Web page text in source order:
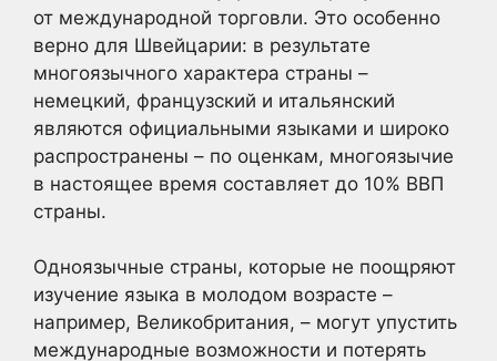
от международной торговли. Это особенно
верно для Швейцарии: в результате
многоязычного характера страны –
немецкий, французский и итальянский
являются официальными языками и широко
распространены – по оценкам, многоязычие
в настоящее время составляет до 10% ВВП
страны.
Одноязычные страны, которые не поощряют
изучение языка в молодом возрасте –
например, Великобритания, – могут упустить
международные возможности и потерять